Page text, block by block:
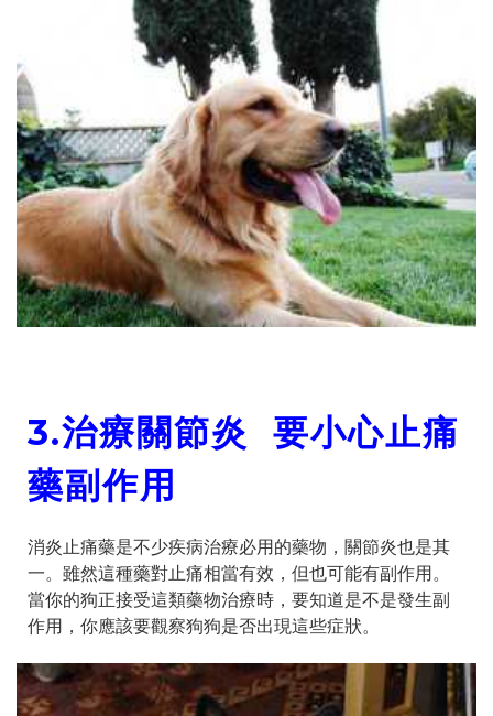
3.治療關節炎 要小心止痛
藥副作用
消炎止痛藥是不少疾病治療必用的藥物，關節炎也是其
一。雖然這種藥對止痛相當有效，但也可能有副作用。
當你的狗正接受這類藥物治療時，要知道是不是發生副
作用，你應該要觀察狗狗是否出現這些症狀。